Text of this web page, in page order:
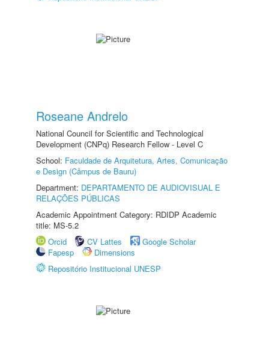
Roseane Andrelo
National Council for Scientific and Technological
Development (CNPq) Research Fellow - Level C
School: Faculdade de Arquitetura, Artes, Comunicação
e Design (Câmpus de Bauru)
Department: DEPARTAMENTO DE AUDIOVISUAL E
RELAÇÕES PÚBLICAS
Academic Appointment Category: RDIDP Academic
title: MS-5.2
Orcid
CV Lattes
Google Scholar
Fapesp
Dimensions
Repositório Institucional UNESP